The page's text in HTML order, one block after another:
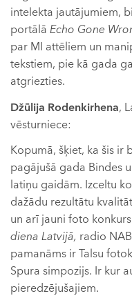
intelekta jautājumiem,
portālā Echo Gone
par MI attēliem un
tekstiem, pie kā gada
atgriezties.
Džūlija Rodenkirhena,
vēsturniece:
Kopumā, šķiet, ka šis ir
pagājušā gada Bindes
latiņu gaidām. Izceltu
dažādu rezultātu
un arī jauni foto
diena Latvijā, radio
pamanāms ir Talsu
Spura simpozijs. Ir kur
pieredzējušajiem.